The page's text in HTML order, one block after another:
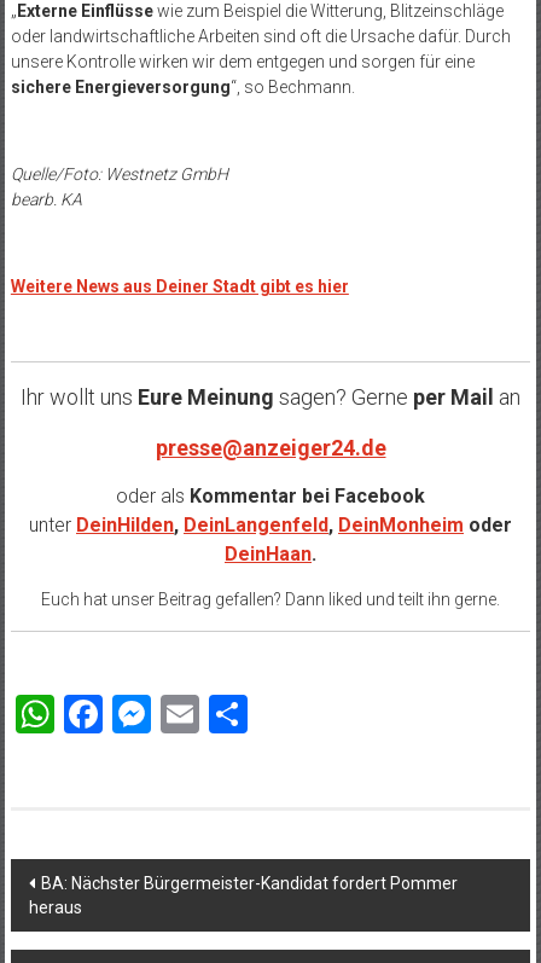
„ Externe Einflüssewie zum Beispiel die Witterung, Blitzeinschläge
oder landwirtschaftliche Arbeiten sind oft die Ursache dafür. Durch
unsere Kontrolle wirken wir dem entgegen und sorgen für eine
sichere Energieversorgung“, so Bechmann.
Quelle/Foto: Westnetz GmbH
bearb. KA
Weitere News aus Deiner Stadt gibt es hier
Ihr wollt uns Eure Meinung sagen? Gerne per Mail an
presse@anzeiger24.de
oder als Kommentar bei Facebook
unter DeinHilden, DeinLangenfeld, DeinMonheim oder
DeinHaan.
Euch hat unser Beitrag gefallen? Dann liked und teilt ihn gerne.
WhatsApp
Facebook
Messenger
EmailTeilen
Beitragsnavigation
BA: Nächster Bürgermeister-Kandidat fordert Pommer
heraus